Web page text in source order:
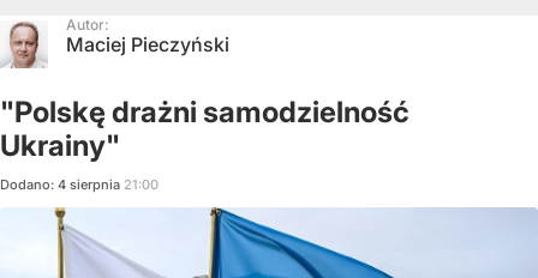
Autor:
Maciej Pieczyński
"Polskę drażni samodzielność
Ukrainy"
Dodano: 4 sierpnia 21:00